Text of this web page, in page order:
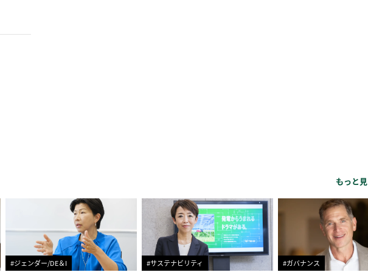
もっと
#ジェンダー/DE＆I #サステナビリティ #ガバナンス